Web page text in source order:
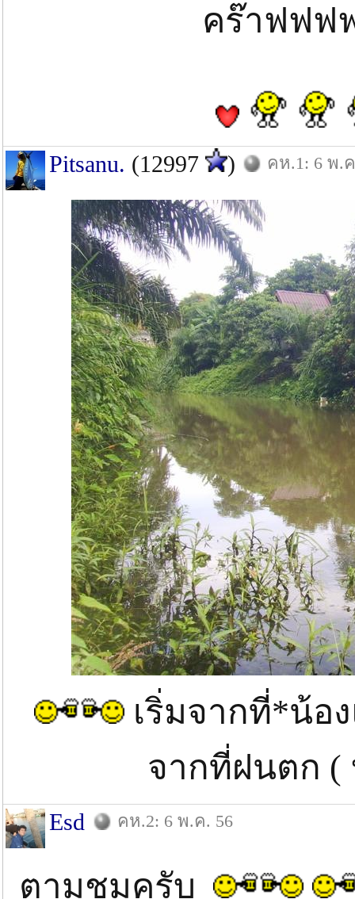
คร๊าฟฟฟ
Pitsanu. (12997 ) คห.1: 6 พ.
เริ่มจากที่*น้อ
จากที่ฝนตก
Esd คห.2: 6 พ.ค. 56
ตามชมครับ